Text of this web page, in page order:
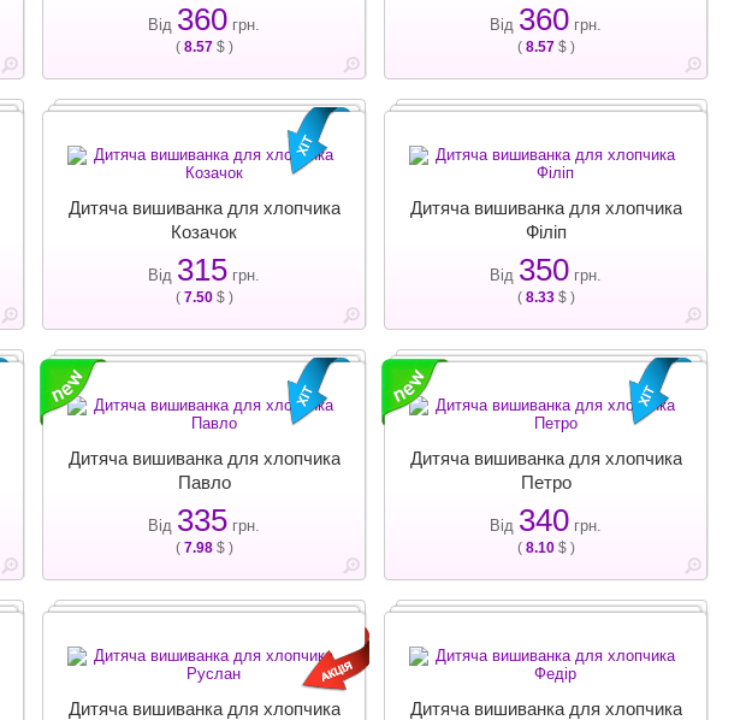
Від 360 грн.
( 8.57$ )
Від 360 грн.
( 8.57$ )
Дитяча вишиванка для хлопчика
Козачок
Від 315 грн.
( 7.50$ )
Дитяча вишиванка для хлопчика
Філіп
Від 350 грн.
( 8.33$ )
Дитяча вишиванка для хлопчика
Павло
Від 335 грн.
( 7.98$ )
Дитяча вишиванка для хлопчика
Петро
Від 340 грн.
( 8.10$ )
Дитяча вишиванка для хлопчика
Дитяча вишиванка для хлопчика